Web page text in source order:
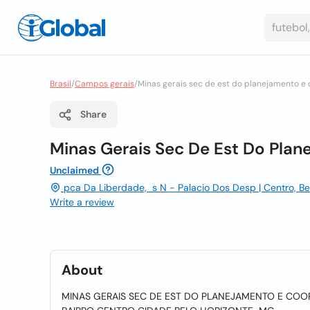
Brasil/Campos gerais/Minas gerais sec de est do planejamento e
Share
Minas Gerais Sec De Est Do
Unclaimed
pca Da Liberdade, s N - Palacio Dos Desp | Centro,
Write a review
About
MINAS GERAIS SEC DE EST DO PLANEJAMENTO E